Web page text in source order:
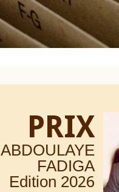
PRIX
ABDOULAYE
FADIGA
Edition 2026